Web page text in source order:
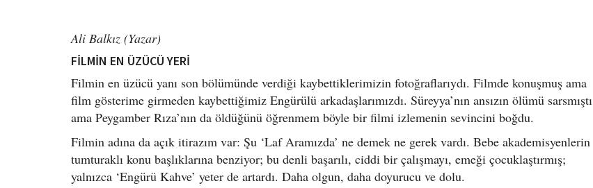
Ali Balkız (Yazar)
FİLMİN EN ÜZÜCÜ YERİ
Filmin en üzücü yanı son bölümünde verdiği kaybettiklerimizin fotoğraflarıydı. Filmde konuşmuş ama
film gösterime girmeden kaybettiğimiz Engürülü arkadaşlarımızdı. Süreyya’nın ansızın ölümü sarsmıştı
ama Peygamber Rıza’nın da öldüğünü öğrenmem böyle bir filmi izlemenin sevincini boğdu.
Filmin adına da açık itirazım var: Şu ‘Laf Aramızda’ ne demek ne gerek vardı. Bebe akademisyenlerin
tumturaklı konu başlıklarına benziyor; bu denli başarılı, ciddi bir çalışmayı, emeği çocuklaştırmış;
yalnızca ‘Engürü Kahve’ yeter de artardı. Daha olgun, daha doyurucu ve dolu.